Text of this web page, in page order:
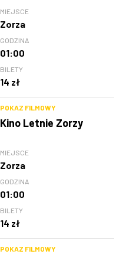
MIEJSCE
Zorza
GODZINA
01:00
BILETY
14 zł
POKAZ FILMOWY
Kino Letnie Zorzy
MIEJSCE
Zorza
GODZINA
01:00
BILETY
14 zł
POKAZ FILMOWY